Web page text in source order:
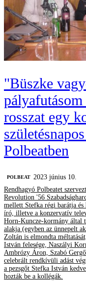
"Büszke
rosszat egy
Polbeatben
‎POLBEAT 2023 június 10.
Rendhagyó Polbeatet
Revolution '56
mellett Stefka régi barátja
író, illetve a konzervatív
Horn-Kuncze-kormány által
alakja (egyben az ünnepelt
Zoltán is elmondta
István felesége, Naszályi
Ambrózy Áron, Szabó
celebrált rendkívüli adást
a pezsgőt Stefka István
hozták be a kollégák.